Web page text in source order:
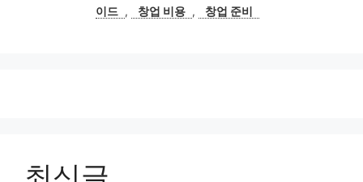
이드 , 창업 비용 , 창업 준비